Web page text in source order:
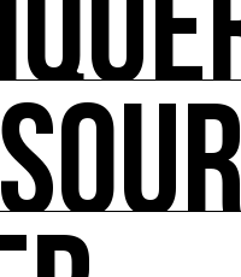
pour réduire ses
sur les enjeux